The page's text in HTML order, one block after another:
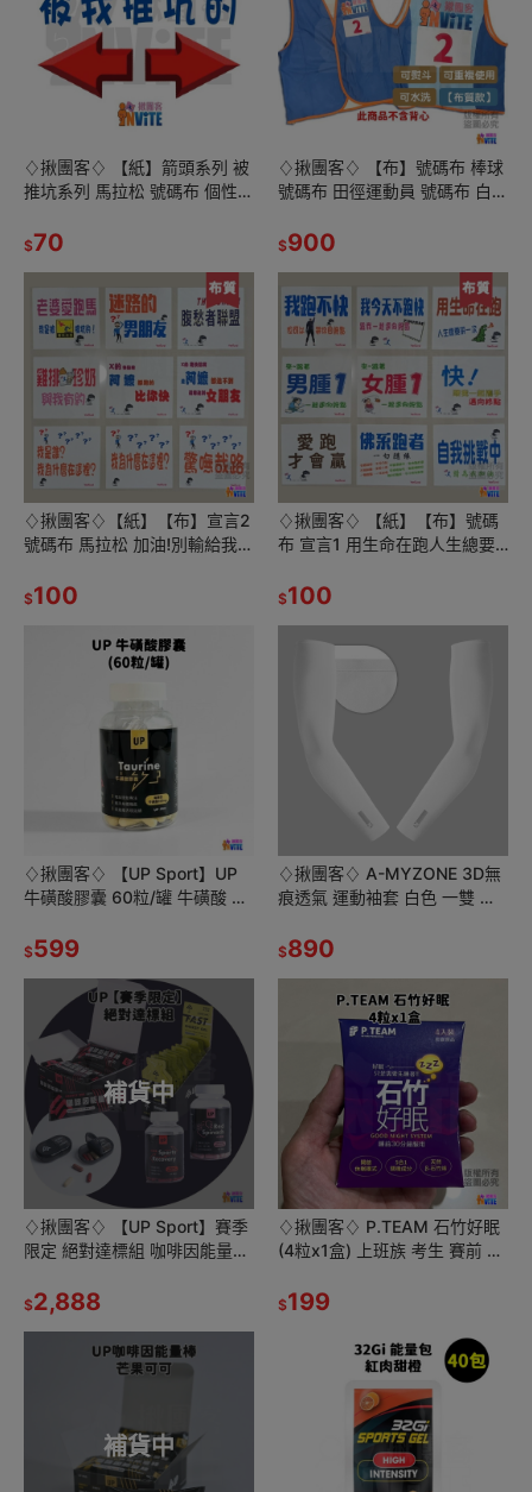
♢揪團客♢ 【紙】箭頭系列 被
推坑系列 馬拉松 號碼布 個性號
聊【D款】
$70
♢揪團客♢ 【布】號碼布 棒球
號碼布 田徑運動員 號碼布 白底
號碼 客製化
$900
♢揪團客♢【紙】【布】宣言2
號碼布 馬拉松 加油!別輸給我了
系跑者 一切隨緣
$100
♢揪團客♢ 【紙】【布】號碼
布 宣言1 用生命在跑人生總要
點 跑馬宣言 拍照留念
$100
♢揪團客♢ 【UP Sport】UP
牛磺酸膠囊 60粒/罐 牛磺酸 專
運動專
$599
♢揪團客♢ A-MYZONE 3D無
痕透氣 運動袖套 白色 一雙 男
防曬袖套/壓力袖套
$890
補貨中
♢揪團客♢ 【UP Sport】賽季
限定 絕對達標組 咖啡因能量棒
UP膠囊收納盒
$2,888
♢揪團客♢ P.TEAM 石竹好眠
(4粒x1盒) 上班族 考生 賽前 選
國
$199
補貨中